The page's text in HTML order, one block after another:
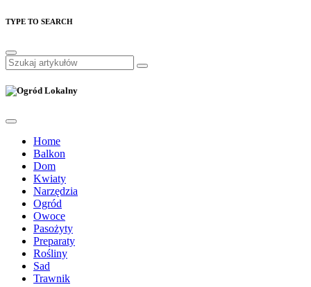
TYPE TO SEARCH
Home
Balkon
Dom
Kwiaty
Narzędzia
Ogród
Owoce
Pasożyty
Preparaty
Rośliny
Sad
Trawnik